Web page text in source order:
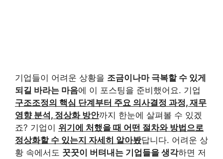
기업들이 어려운 상황을 조금이나마 극복할 수 있게
되길 바라는 마음에 이 포스팅을 준비했어요. 기업
구조조정의 핵심 단계부터 주요 의사결정 과정, 재무
영향 분석, 정상화 방안까지 한눈에 살펴볼 수 있겠
죠? 기업이 위기에 처했을 때 어떤 절차와 방법으로
정상화할 수 있는지 자세히 알아봤답니다. 어려운 상
황 속에서도 꿋꿋이 버텨내는 기업들을 생각하면 저